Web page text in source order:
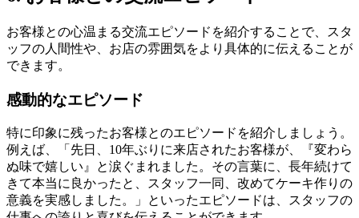
お客様との心温まる交流エピソードを紹介することで、スタ
ッフの人間性や、お店の雰囲気をより具体的に伝えることが
できます。
感動的なエピソード
特に印象に残ったお客様とのエピソードを紹介しましょう。
例えば、「先日、10年ぶりに来店されたお客様が、『変わら
ぬ味で嬉しい』と涙ぐまれました。その言葉に、長年続けて
きて本当に良かったと、スタッフ一同、改めてケーキ作りの
意義を実感しました。」といったエピソードは、スタッフの